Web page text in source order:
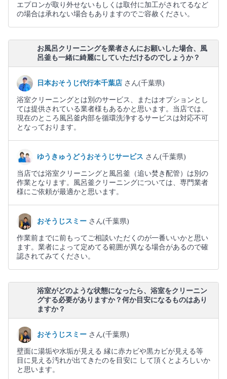
エプロンが取り外せないもしくは取付に加工がされてるなど
の場合は承れない場合もありますのでご容赦ください。
お風呂クリーニングを業者さんにお願いした場合、風
呂釜も一緒に綺麗にしていただけるのでしょうか？
日本おそうじ代行本千葉店 さん(千葉県)
浴室クリーニングとは別のサービス、またはオプションとし
ては提供されている業者様もあるかと思います。当店では、
現在のところ風呂釜内部を循環洗浄するサービスは対応不可
となっております。
ゆうきゅうどうおそうじサービス さん(千葉県)
当店では浴室クリーニングと風呂釜（追い焚き配管）は別の
作業となります。風呂釜クリーニングについては、専門業者
様にご依頼が最適かと思います。
おそうじスミー さん(千葉県)
作業前までに前もってご相談いただくのが一番いいかと思い
ます。業者によって定めてる範囲が異なる場合があるので確
認されてみてください。
浴室がどのような状態になったら、浴室をクリーニン
グする必要がありますか？何か目安になるものはあり
ますか？
おそうじスミー さん(千葉県)
壁面に湯垢や水垢が見える 縁に赤カビや黒カビが見える等
目に見える汚れが出てきたのを目安に して頂くとよろしいか
と思います。